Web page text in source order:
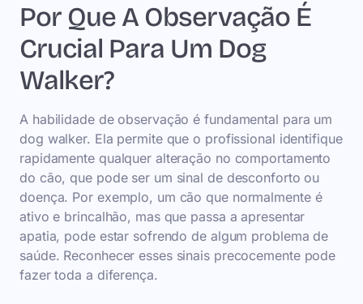
Por Que A Observação É
Crucial Para Um Dog
Walker?
A habilidade de observação é fundamental para um
dog walker. Ela permite que o profissional identifique
rapidamente qualquer alteração no comportamento
do cão, que pode ser um sinal de desconforto ou
doença. Por exemplo, um cão que normalmente é
ativo e brincalhão, mas que passa a apresentar
apatia, pode estar sofrendo de algum problema de
saúde. Reconhecer esses sinais precocemente pode
fazer toda a diferença.